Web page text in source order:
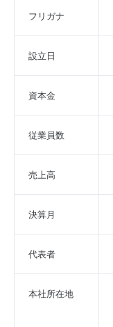
フリガナ
設立日
資本金
従業員数
売上高
決算月
代表者
本社所在地